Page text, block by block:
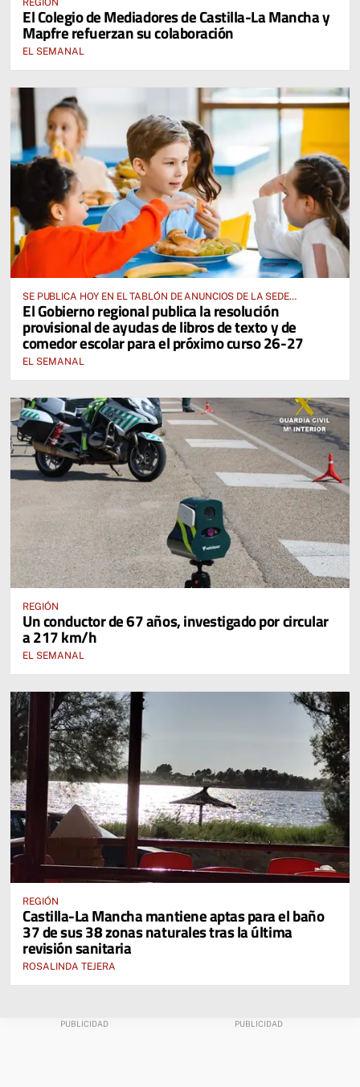
El Colegio de Mediadores de Castilla-La Mancha y
Mapfre refuerzan su colaboración
EL SEMANAL
SE PUBLICA HOY EN EL TABLÓN DE ANUNCIOS DE LA SEDE
ELECTRÓNICA DE LA JUNTA DE COMUNIDADES Y EN EL PORTAL DE
EDUCACIÓN DE CASTILLA-LA MANCHA
El Gobierno regional publica la resolución
provisional de ayudas de libros de texto y de
comedor escolar para el próximo curso 26-27
EL SEMANAL
REGIÓN
Un conductor de 67 años, investigado por circular
a 217 km/h
EL SEMANAL
REGIÓN
Castilla-La Mancha mantiene aptas para el baño
37 de sus 38 zonas naturales tras la última
revisión sanitaria
ROSALINDA TEJERA